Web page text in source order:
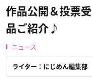
作品公開＆投票
品ご紹介♪
ニュース
ライター：にじめん編集部